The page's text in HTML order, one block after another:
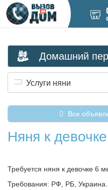
новое
Домашний
Услуги няни
Все
Няня к
Требуется няня к девочке 6
Требования: РФ, РБ,